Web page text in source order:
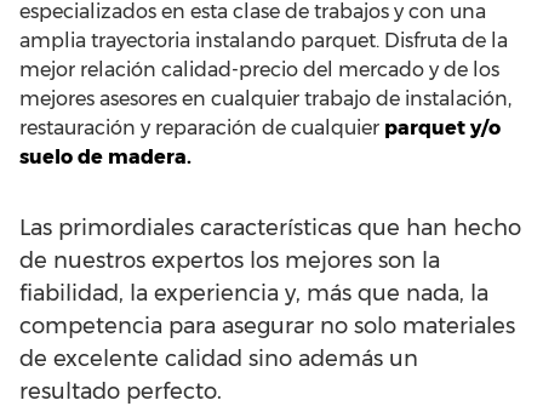
especializados en esta clase de trabajos y con una
amplia trayectoria instalando parquet. Disfruta de la
mejor relación calidad-precio del mercado y de los
mejores asesores en cualquier trabajo de instalación,
restauración y reparación de cualquier parquet y/o
suelo de madera.
Las primordiales características que han hecho
de nuestros expertos los mejores son la
fiabilidad, la experiencia y, más que nada, la
competencia para asegurar no solo materiales
de excelente calidad sino además un
resultado perfecto.